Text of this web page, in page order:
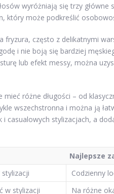
wyróżniają się trzy główne
który może podkreślić
często z delikatnymi
i nie boją się bardziej
lub efekt messy, można
różne długości – od
wszechstronna i można ją
casualowych stylizacjach, a
Najlepsze
Codzienny
w stylizacji
Na różne